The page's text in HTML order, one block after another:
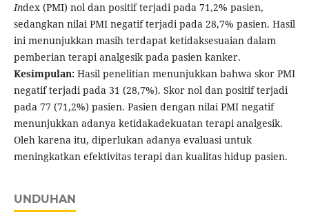
Index (PMI) nol dan positif terjadi pada 71,2% pasien,
sedangkan nilai PMI negatif terjadi pada 28,7% pasien. Hasil
ini menunjukkan masih terdapat ketidaksesuaian dalam
pemberian terapi analgesik pada pasien kanker.
Kesimpulan:Hasil penelitian menunjukkan bahwa skor PMI
negatif terjadi pada 31 (28,7%). Skor nol dan positif terjadi
pada 77 (71,2%) pasien. Pasien dengan nilai PMI negatif
menunjukkan adanya ketidakadekuatan terapi analgesik.
Oleh karena itu, diperlukan adanya evaluasi untuk
meningkatkan efektivitas terapi dan kualitas hidup pasien.
UNDUHAN